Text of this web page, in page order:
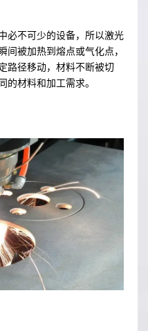
必不可少的设备，所以激光
被加热到熔点或气化点，
路径移动，材料不断被切
材料和加工需求。